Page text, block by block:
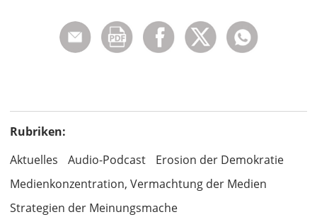
Rubriken:
Aktuelles
Audio-Podcast
Erosion der Demokratie
Medienkonzentration, Vermachtung der Medien
Strategien der Meinungsmache